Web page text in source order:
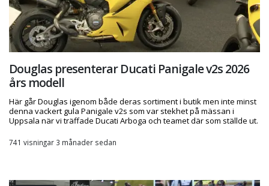
Douglas presenterar Ducati Panigale v2s 2026
års modell
Här går Douglas igenom både deras sortiment i butik men inte minst
denna vackert gula Panigale v2s som var stekhet på mässan i
Uppsala när vi träffade Ducati Arboga och teamet där som ställde ut.
741 visningar 3 månader sedan